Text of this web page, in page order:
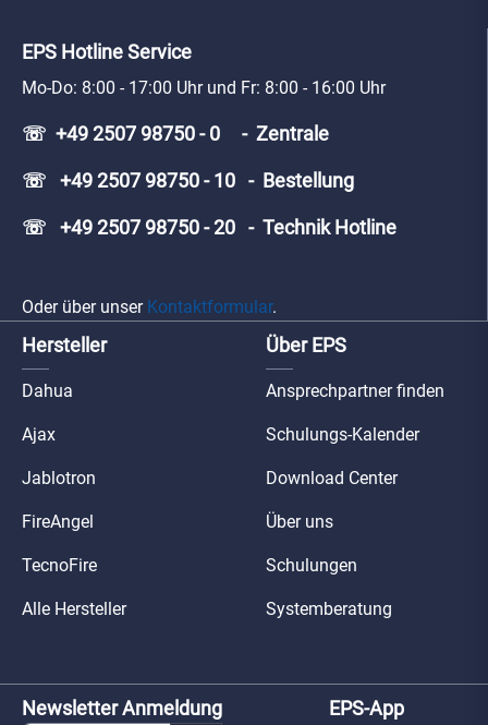
EPS Hotline Service
Mo-Do: 8:00 - 17:00 Uhr und Fr: 8:00 - 16:00 Uhr
☏ +49 2507 98750 - 0 - Zentrale
☏ +49 2507 98750 - 10 - Bestellung
☏ +49 2507 98750 - 20 - Technik Hotline
Oder über unser Kontaktformular.
Hersteller
Dahua
Ajax
Jablotron
FireAngel
TecnoFire
Alle Hersteller
Über EPS
Ansprechpartner finden
Schulungs-Kalender
Download Center
Über uns
Schulungen
Systemberatung
Newsletter Anmeldung
EPS-App